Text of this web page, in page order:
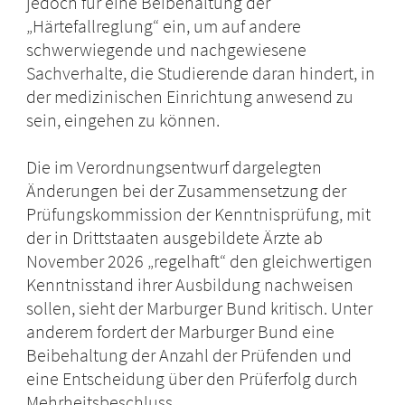
„Härtefallreglung“ ein, um auf andere
schwerwiegende und nachgewiesene
Sachverhalte, die Studierende daran hindert, in
der medizinischen Einrichtung anwesend zu
sein, eingehen zu können.
Die im Verordnungsentwurf dargelegten
Änderungen bei der Zusammensetzung der
Prüfungskommission der Kenntnisprüfung, mit
der in Drittstaaten ausgebildete Ärzte ab
November 2026 „regelhaft“ den gleichwertigen
Kenntnisstand ihrer Ausbildung nachweisen
sollen, sieht der Marburger Bund kritisch. Unter
anderem fordert der Marburger Bund eine
Beibehaltung der Anzahl der Prüfenden und
eine Entscheidung über den Prüferfolg durch